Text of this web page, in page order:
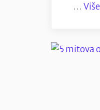
… Više